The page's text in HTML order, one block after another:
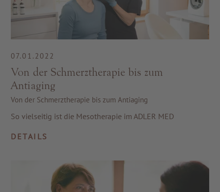
ZU ALLEN RESORTS & RETREATS
07.01.2022
Von der Schmerztherapie bis zum
Antiaging
Von der Schmerztherapie bis zum Antiaging
So vielseitig ist die Mesotherapie im ADLER MED
DETAILS